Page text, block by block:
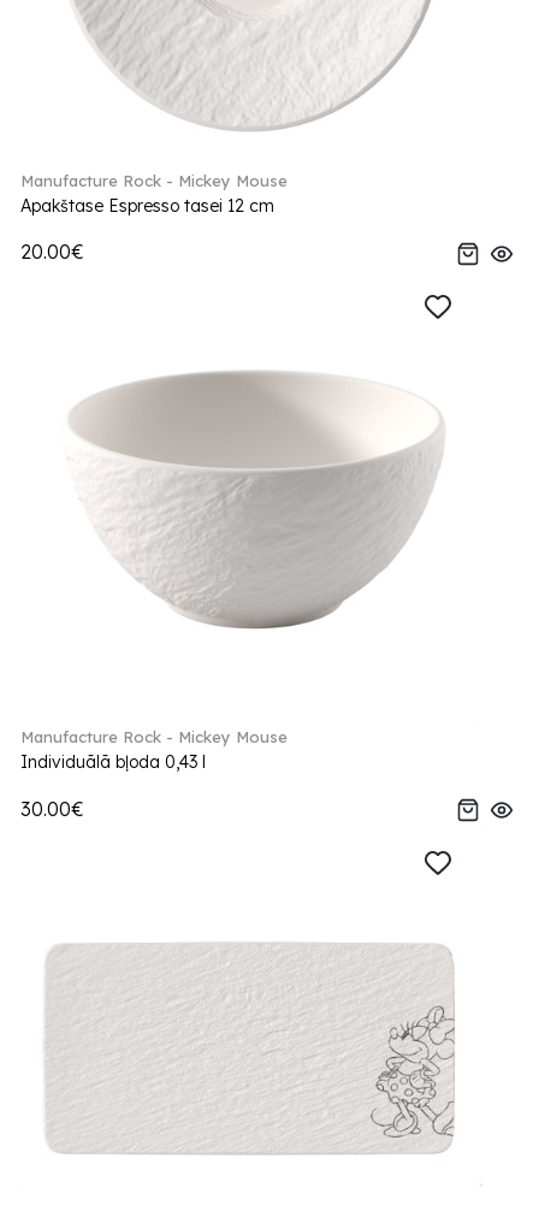
Manufacture Rock - Mickey Mouse
Apakštase Espresso tasei 12 cm
20.00€
Manufacture Rock - Mickey Mouse
Individuālā bļoda 0,43 l
30.00€